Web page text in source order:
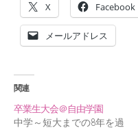
X Facebook
メールアドレス
関連
卒業生大会＠自由学園
中学～短大までの8年を過